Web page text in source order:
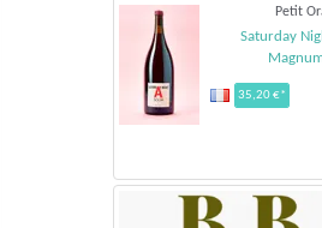
Petit
Saturday
35,20 €*